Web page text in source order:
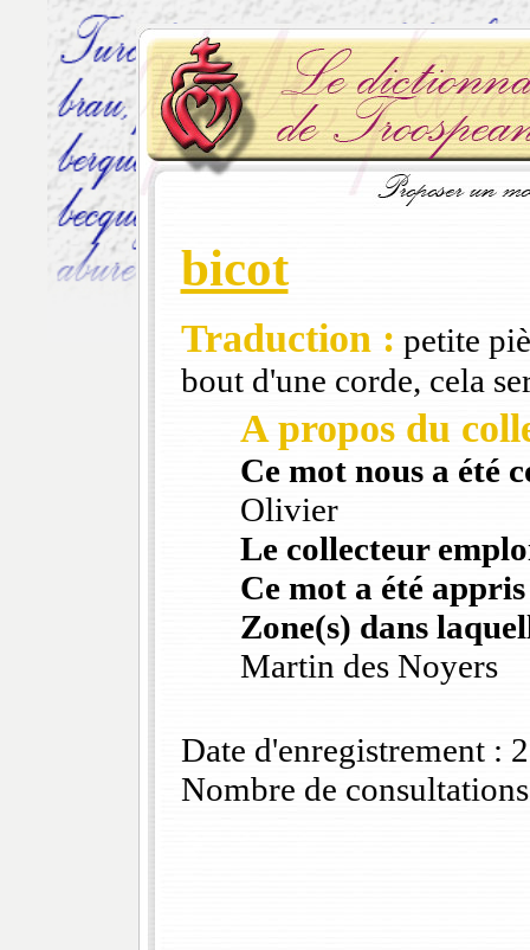
bicot
Traduction : petite
bout d'une corde, cela
A propos du
Ce mot nous a été
Olivier
Le collecteur
Ce mot a été
Zone(s) dans
Martin des Noyers
Date d'enregistrement :
Nombre de